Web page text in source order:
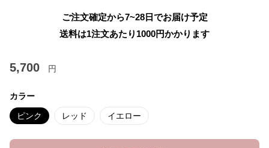
ご注文確定から7~28日でお届け予定
送料は1注文あたり 1000円かかります
5,700 円
カラー
ピンク レッド イエロー